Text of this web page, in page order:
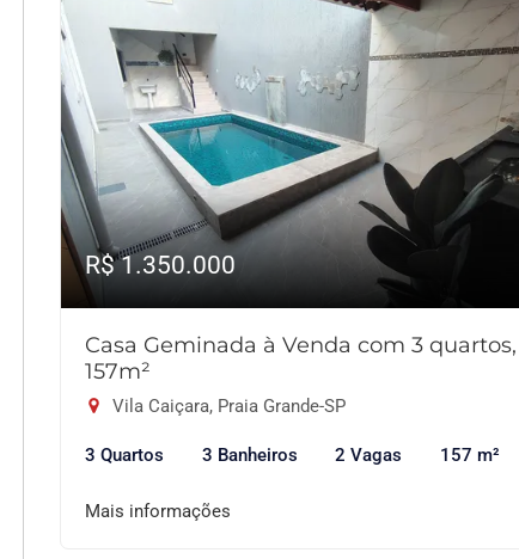
R$ 1.350.000
Casa Geminada à Venda com 3 quartos,
157m²
Vila Caiçara, Praia Grande-SP
3 Quartos 3 Banheiros 2 Vagas 157 m²
Mais informações